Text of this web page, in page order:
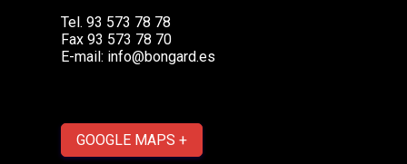
Tel. 93 573 78 78
Fax 93 573 78 70
E-mail: info@bongard.es
GOOGLE MAPS +